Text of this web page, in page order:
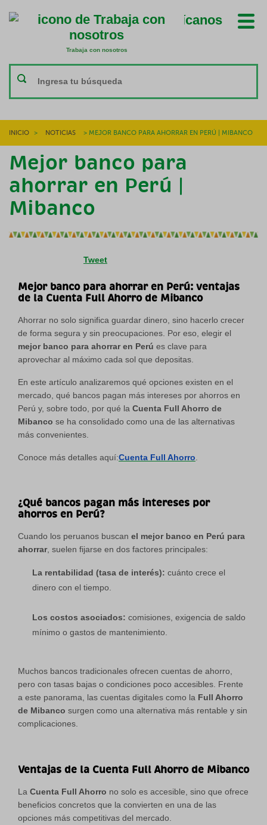
Trabaja con nosotros
Trabaja con nosotros
INICIO > NOTICIAS > MEJOR BANCO PARA AHORRAR EN PERÚ | MIBANCO
Mejor banco para
ahorrar en Perú |
Mibanco
Tweet
Mejor banco para ahorrar en Perú: ventajas
de la Cuenta Full Ahorro de Mibanco
Ahorrar no solo significa guardar dinero, sino hacerlo crecer
de forma segura y sin preocupaciones. Por eso, elegir el
mejor banco para ahorrar en Perú es clave para
aprovechar al máximo cada sol que depositas.
En este artículo analizaremos qué opciones existen en el
mercado, qué bancos pagan más intereses por ahorros en
Perú y, sobre todo, por qué la Cuenta Full Ahorro de
Mibanco se ha consolidado como una de las alternativas
más convenientes.
Conoce más detalles aquí:Cuenta Full Ahorro
¿Qué bancos pagan más intereses por
ahorros en Perú?
Cuando los peruanos buscan el mejor banco en Perú para
ahorrar, suelen fijarse en dos factores principales:
La rentabilidad (tasa de interés): cuánto crece el
dinero con el tiempo.
Los costos asociados: comisiones, exigencia de saldo
mínimo o gastos de mantenimiento.
Muchos bancos tradicionales ofrecen cuentas de ahorro,
pero con tasas bajas o condiciones poco accesibles. Frente
a este panorama, las cuentas digitales como la Full Ahorro
de Mibanco surgen como una alternativa más rentable y sin
complicaciones.
Ventajas de la Cuenta Full Ahorro de Mibanco
La Cuenta Full Ahorro no solo es accesible, sino que ofrece
beneficios concretos que la convierten en una de las
opciones más competitivas del mercado.